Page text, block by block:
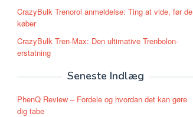
CrazyBulk Trenorol anmeldelse: Ting at vide, før de
køber
CrazyBulk Tren-Max: Den ultimative Trenbolon-
erstatning
Seneste Indlæg
PhenQ Review – Fordele og hvordan det kan gøre
dig tabe